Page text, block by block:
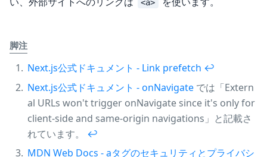
<a>
脚注
Next.js公式ドキュメント - Link prefetch ↩︎
Next.js公式ドキュメント - onNavigate では「Extern
al URLs won't trigger onNavigate since it's only for
client-side and same-origin navigations」と記載さ
れています。 ↩︎
MDN Web Docs - aタグのセキュリティとプライバシ